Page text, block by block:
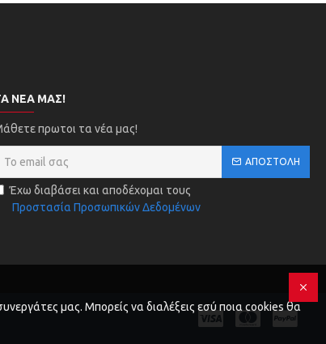
ΝΈΑ ΜΑΣ!
πρωτοι τα νέα μας!
ΑΠΟΣΤΟΛΉ
Έχω διαβάσει και αποδέχομαι τους
Προστασία Προσωπικών Δεδομένων
μας. Μπορείς να διαλέξεις εσύ ποια cookies θα